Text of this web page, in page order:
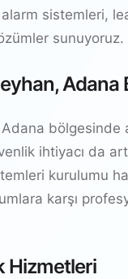
sistemleri,
sunuyoruz.
Adana
ihtiyacı da
kurulumu
karşı
Hizmetleri